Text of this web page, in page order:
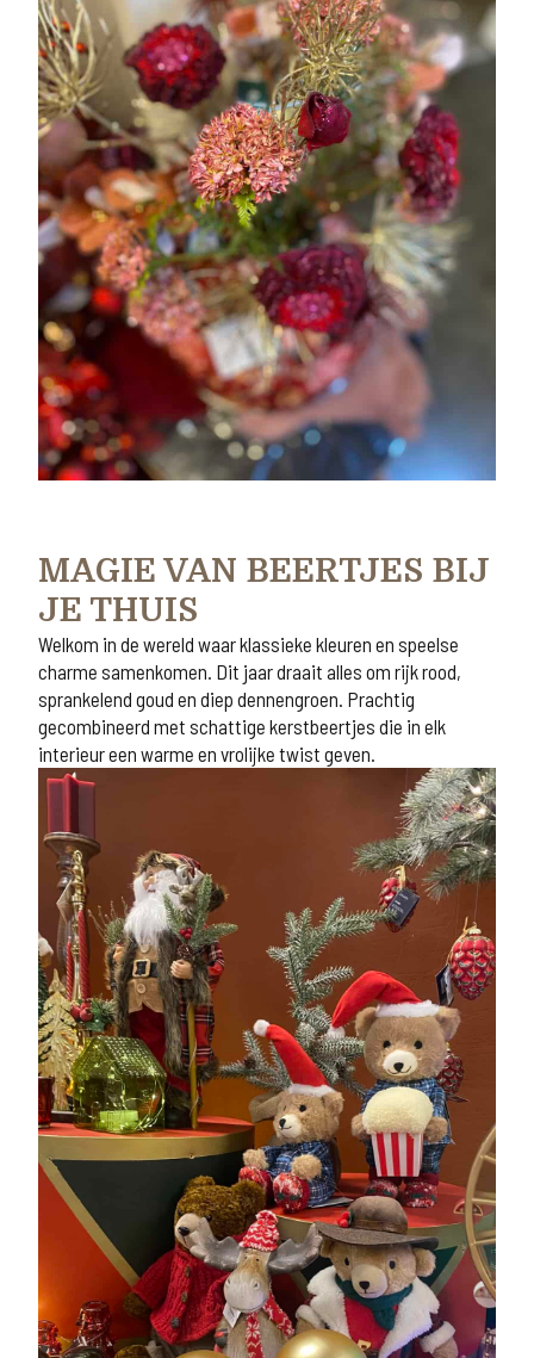
MAGIE VAN BEERTJES BIJ
JE THUIS
Welkom in de wereld waar klassieke kleuren en speelse
charme samenkomen. Dit jaar draait alles om rijk rood,
sprankelend goud en diep dennengroen. Prachtig
gecombineerd met schattige kerstbeertjes die in elk
interieur een warme en vrolijke twist geven.